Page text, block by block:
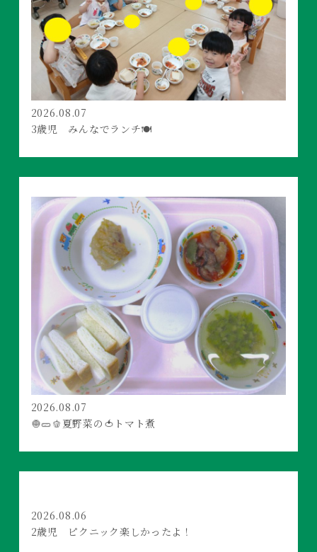
2026.08.07
3歳児 みんなでランチ🍽️
2026.08.07
🧅🥒🫑夏野菜の🍅トマト煮
2026.08.06
2歳児 ピクニック楽しかったよ！